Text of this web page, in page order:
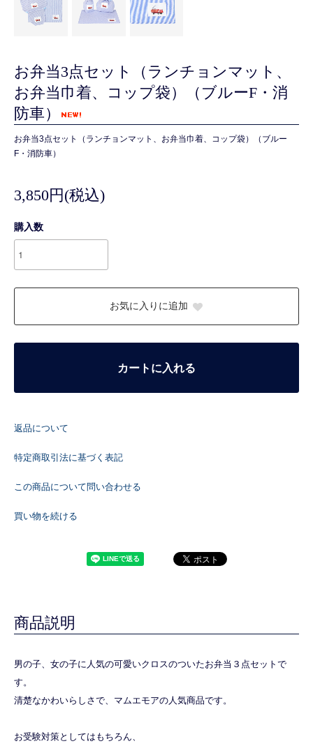
お弁当3点セット（ランチョンマット、
お弁当巾着、コップ袋）（ブルーF・消
防車）
お弁当3点セット（ランチョンマット、お弁当巾着、コップ袋）（ブルー
F・消防車）
3,850円(税込)
購入数
お気に入りに追加
カートに入れる
返品について
特定商取引法に基づく表記
この商品について問い合わせる
買い物を続ける
商品説明
男の子、女の子に人気の可愛いクロスのついたお弁当３点セットで
す。
清楚なかわいらしさで、マムエモアの人気商品です。
お受験対策としてはもちろん、